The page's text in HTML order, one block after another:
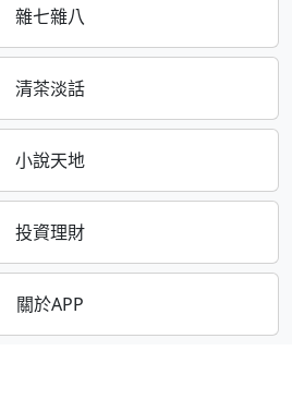
雜七雜八
清茶淡話
小說天地
投資理財
關於APP